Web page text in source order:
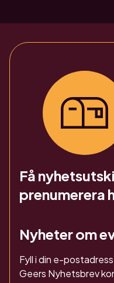
Få
prenumerera
Nyheter om
Fyll i din e-
Geers Nyhetsbrev